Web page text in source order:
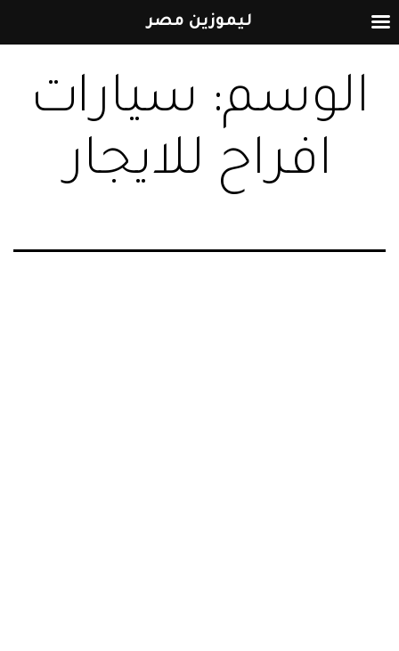
إلى
الوسم: سيارات
افراح للايجار
ليموزين مصر